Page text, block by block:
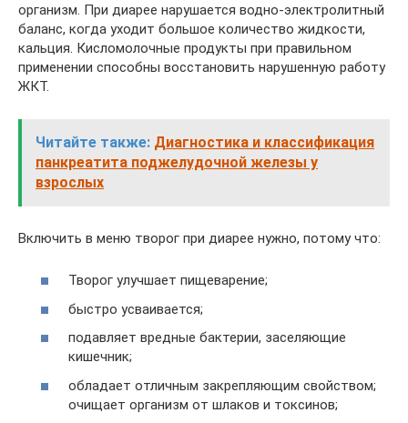
организм. При диарее нарушается водно-электролитный
баланс, когда уходит большое количество жидкости,
кальция. Кисломолочные продукты при правильном
применении способны восстановить нарушенную работу
ЖКТ.
Читайте также: Диагностика и классификация
панкреатита поджелудочной железы у
взрослых
Включить в меню творог при диарее нужно, потому что:
Творог улучшает пищеварение;
быстро усваивается;
подавляет вредные бактерии, заселяющие
кишечник;
обладает отличным закрепляющим свойством;
очищает организм от шлаков и токсинов;